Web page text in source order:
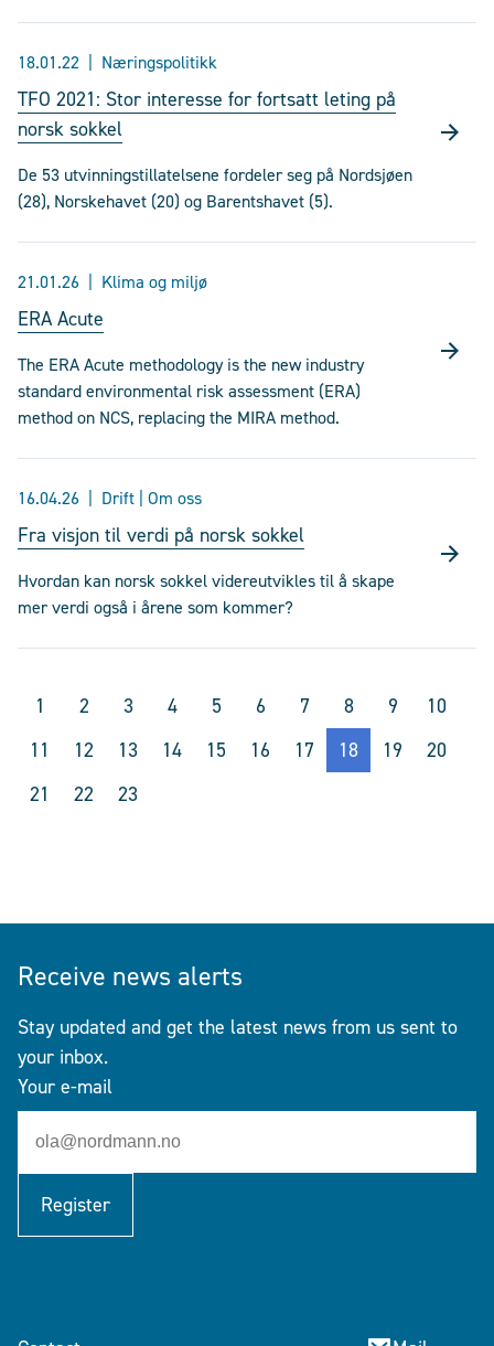
18.01.22 Næringspolitikk
TFO 2021: Stor interesse for fortsatt leting på
norsk sokkel
De 53 utvinningstillatelsene fordeler seg på Nordsjøen
(28), Norskehavet (20) og Barentshavet (5).
21.01.26 Klima og miljø
ERA Acute
The ERA Acute methodology is the new industry
standard environmental risk assessment (ERA)
method on NCS, replacing the MIRA method.
16.04.26 Drift | Om oss
Fra visjon til verdi på norsk sokkel
Hvordan kan norsk sokkel videreutvikles til å skape
mer verdi også i årene som kommer?
1 2 3 4 5 6 7 8 9
10
11
12 13 14 15 16 17 18 19
20
21
22 23
Receive news alerts
Stay updated and get the latest news from us sent to
your inbox.
Your e-mail
Register